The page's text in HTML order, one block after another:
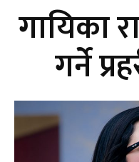
गायिका
गर्ने